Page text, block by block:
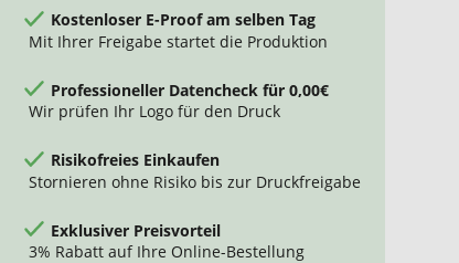
Kostenloser E-Proof am selben Tag
Mit Ihrer Freigabe startet die Produktion
Professioneller Datencheck für 0,00€
Wir prüfen Ihr Logo für den Druck
Risikofreies Einkaufen
Stornieren ohne Risiko bis zur Druckfreigabe
Exklusiver Preisvorteil
3% Rabatt auf Ihre Online-Bestellung